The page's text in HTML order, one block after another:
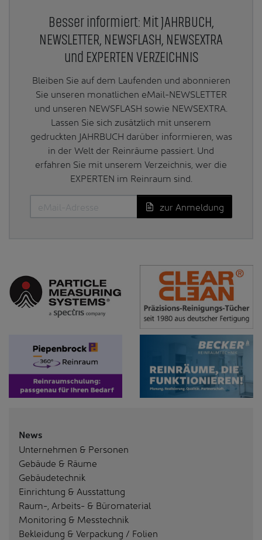
Besser informiert: Mit JAHRBUCH,
NEWSLETTER, NEWSFLASH, NEWSEXTRA
und EXPERTEN VERZEICHNIS
Bleiben Sie auf dem Laufenden und abonnieren
Sie unseren monatlichen eMail-NEWSLETTER
und unseren NEWSFLASH sowie NEWSEXTRA.
Lassen Sie sich zusätzlich mit unserem
gedruckten JAHRBUCH darüber informieren, was
in der Welt der Reinräume passiert. Und
erfahren Sie mit unserem Verzeichnis, wer die
EXPERTEN im Reinraum sind.
zur Anmeldung
News
Unternehmen & Personen
Gebäude & Räume
Gebäudetechnik
Einrichtung & Ausstattung
Raum-, Arbeits- & Büromaterial
Monitoring & Messtechnik
Bekleidung & Verpackung / Folien